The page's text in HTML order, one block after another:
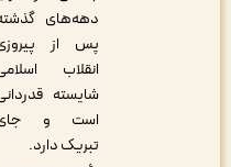
دهه‌های گذشته
پس از پیروزی
انقلاب اسلامی
شایسته قدردانی
است و جای
تبریک دارد.